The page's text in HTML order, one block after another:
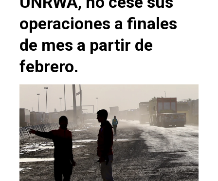
operaciones a finales
de mes a partir de
febrero.